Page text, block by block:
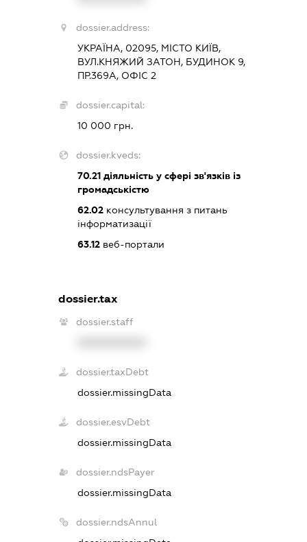
dossier.address:
УКРАЇНА, 02095, МІСТО КИЇВ,
ВУЛ.КНЯЖИЙ ЗАТОН, БУДИНОК 9,
ПР.369А, ОФІС 2
dossier.capital:
10 000 грн.
dossier.kveds:
70.21діяльність у сфері зв'язків із
громадськістю
62.02консультування з питань
інформатизації
63.12веб-портали
dossier.tax
dossier.staff
dossier.taxDebt
dossier.missingData
dossier.esvDebt
dossier.missingData
dossier.ndsPayer
dossier.missingData
dossier.ndsAnnul